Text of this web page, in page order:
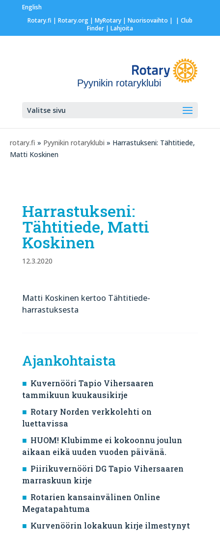
English
Rotary.fi | Rotary.org| MyRotary | Nuorisovaihto | | Club
Finder| Lahjoita
Pyynikin rotaryklubi
Valitse sivu
rotary.fi » Pyynikin rotaryklubi » Harrastukseni: Tähtitiede,
Matti Koskinen
Harrastukseni:
Tähtitiede, Matti
Koskinen
12.3.2020
Matti Koskinen kertoo Tähtitiede-
harrastuksesta
Ajankohtaista
Kuvernööri Tapio Vihersaaren
tammikuun kuukausikirje
Rotary Norden verkkolehti on
luettavissa
HUOM! Klubimme ei kokoonnu joulun
aikaan eikä uuden vuoden päivänä.
Piirikuvernööri DG Tapio Vihersaaren
marraskuun kirje
Rotarien kansainvälinen Online
Megatapahtuma
Kurvenöörin lokakuun kirje ilmestynyt